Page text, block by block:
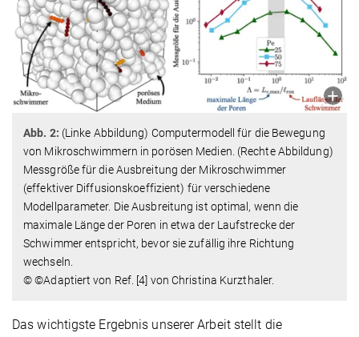
Abb. 2: (Linke Abbildung) Computermodell für die Bewegung
von Mikroschwimmern in porösen Medien. (Rechte Abbildung)
Messgröße für die Ausbreitung der Mikroschwimmer
(effektiver Diffusionskoeffizient) für verschiedene
Modellparameter. Die Ausbreitung ist optimal, wenn die
maximale Länge der Poren in etwa der Laufstrecke der
Schwimmer entspricht, bevor sie zufällig ihre Richtung
wechseln.
© ©Adaptiert von Ref. [4] von Christina Kurzthaler.
Das wichtigste Ergebnis unserer Arbeit stellt die